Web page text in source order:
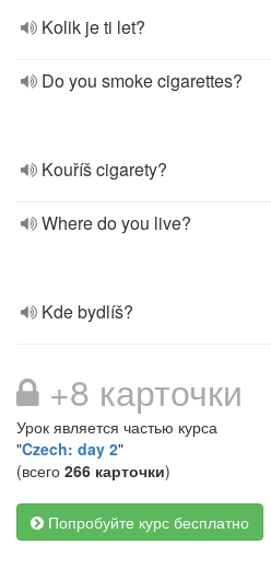
Kolik je ti let?
Do you smoke cigarettes?
Kouříš cigarety?
Where do you live?
Kde bydlíš?
+8 карточки
Урок является частью курса
"Czech: day 2"
(всего 266 карточки)
Попробуйте курс бесплатно